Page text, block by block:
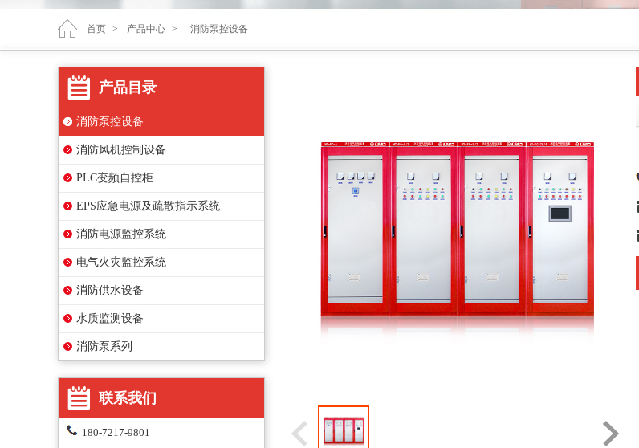
首页 > 产品中心 > 消防泵控设备
产品目录
消防泵控设备
消防风机控制设备
PLC变频自控柜
EPS应急电源及疏散指示系统
消防电源监控系统
电气火灾监控系统
消防供水设备
水质监测设备
消防泵系列
联系我们
180-7217-9801